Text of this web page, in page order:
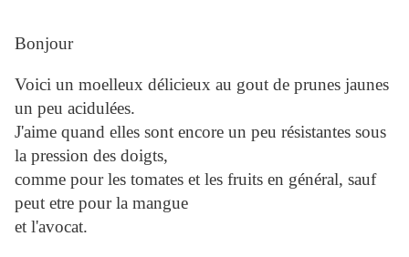
Bonjour
Voici un moelleux délicieux au gout de prunes jaunes
un peu acidulées.
J'aime quand elles sont encore un peu résistantes sous
la pression des doigts,
comme pour les tomates et les fruits en général, sauf
peut etre pour la mangue
et l'avocat.